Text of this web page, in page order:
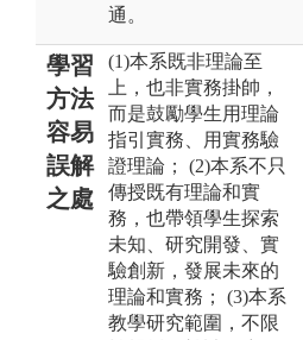
通。
學習
方法
容易
誤解
之處
(1)本系既非理論至
上，也非實務掛帥，
而是鼓勵學生用理論
指引實務、用實務驗
證理論； (2)本系不只
傳授既有理論和實
務，也帶領學生探索
未知、研究開發、實
驗創新，發展未來的
理論和實務； (3)本系
教學研究範圍，不限